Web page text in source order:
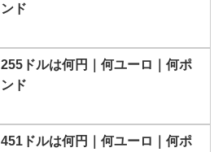
ンド
255ドルは何円｜何ユーロ｜何ポ
ンド
451ドルは何円｜何ユーロ｜何ポ